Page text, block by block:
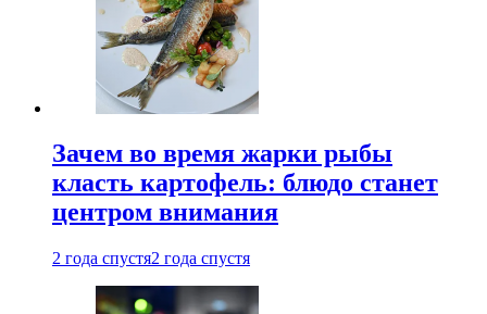
Зачем во время жарки рыбы
класть картофель: блюдо станет
центром внимания
2 года спустя2 года спустя